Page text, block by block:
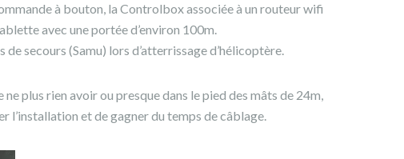
à bouton, la Controlbox associée à un routeur wifi
avec une portée d’environ 100m.
secours (Samu) lors d’atterrissage d’hélicoptère.
plus rien avoir ou presque dans le pied des mâts de 24m,
l’installation et de gagner du temps de câblage.